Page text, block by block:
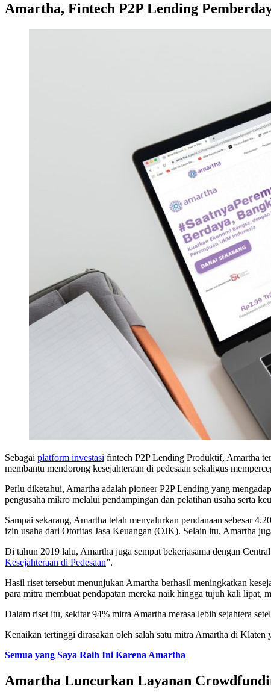
Amartha, Fintech P2P Lending
Sebagai platform investasi fintech P2P Lending Produktif, Amartha
membantu mendorong kesejahteraan di pedesaan sekaligus
Perlu diketahui, Amartha adalah pioneer P2P Lending yang
pengusaha mikro melalui pendampingan dan pelatihan usaha serta
Sampai sekarang, Amartha telah menyalurkan pendanaan sebesar
izin usaha dari Otoritas Jasa Keuangan (OJK). Selain itu, Amartha
Di tahun 2019 lalu, Amartha juga sempat bekerjasama dengan
Kesejahteraan di Pedesaan”.
Hasil riset tersebut menunjukan Amartha berhasil meningkatkan
para mitra membuat pendapatan mereka naik hingga tujuh kali
Dalam riset itu, sekitar 94% mitra Amartha merasa lebih sejahtera
Kenaikan tertinggi dirasakan oleh salah satu mitra Amartha di
Semua yang Saya Raih Ini Karena Amartha
Amartha Luncurkan Layanan